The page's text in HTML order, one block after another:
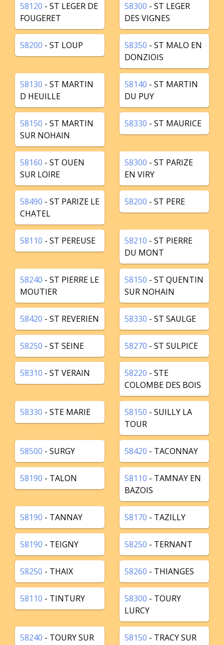
58120 - ST LEGER DE
FOUGERET
58300 - ST LEGER
DES VIGNES
58200 - ST LOUP 58350 - ST MALO EN
DONZIOIS
58130 - ST MARTIN
D HEUILLE
58140 - ST MARTIN
DU PUY
58150 - ST MARTIN
SUR NOHAIN
58330 - ST MAURICE
58160 - ST OUEN
SUR LOIRE
58300 - ST PARIZE
EN VIRY
58490 - ST PARIZE LE
CHATEL
58200 - ST PERE
58110 - ST PEREUSE 58210 - ST PIERRE
DU MONT
58240 - ST PIERRE LE
MOUTIER
58150 - ST QUENTIN
SUR NOHAIN
58420 - ST REVERIEN 58330 - ST SAULGE
58250 - ST SEINE 58270 - ST SULPICE
58310 - ST VERAIN 58220 - STE
COLOMBE DES BOIS
58330 - STE MARIE 58150 - SUILLY LA
TOUR
58500 - SURGY 58420 - TACONNAY
58190 - TALON 58110 - TAMNAY EN
BAZOIS
58190 - TANNAY 58170 - TAZILLY
58190 - TEIGNY 58250 - TERNANT
58250 - THAIX 58260 - THIANGES
58110 - TINTURY 58300 - TOURY
LURCY
58240 - TOURY SUR
58150 - TRACY SUR